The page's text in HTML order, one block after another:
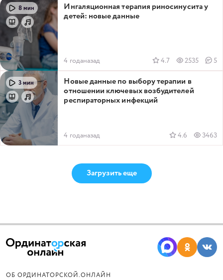
8 мин
Ингаляционная терапия риносинусита у
детей: новые данные
4 годаназад 4.7 2535 5
3 мин
Новые данные по выбору терапии в
отношении ключевых возбудителей
респираторных инфекций
4 годаназад 4.6 3463
Загрузить еще
ОБ ОРДИНАТОРСКОЙ.ОНЛАЙН